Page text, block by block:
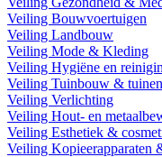
Veiling Bouwvoertuigen
Veiling Landbouw
Veiling Mode & Kleding
Veiling Hygiëne en
Veiling Tuinbouw & tuinen
Veiling Verlichting
Veiling Hout- en
Veiling Esthetiek &
Veiling Kopieerapparaten